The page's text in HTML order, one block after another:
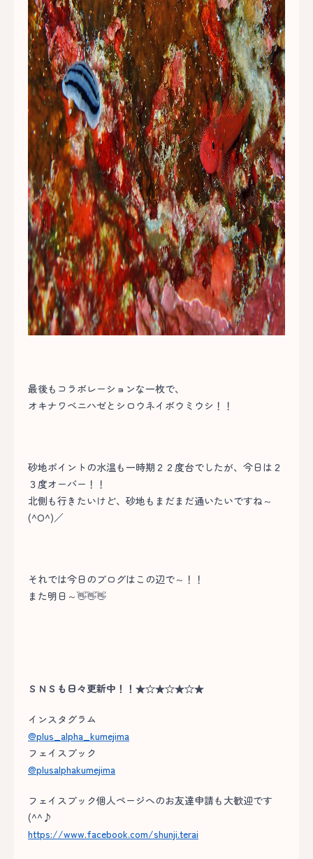
最後もコラボレーションな一枚で、
オキナワベニハゼとシロウネイボウミウシ！！
砂地ポイントの水温も一時期２２度台でしたが、今日は２
３度オーバー！！
北側も行きたいけど、砂地もまだまだ通いたいですね～
(^O^)／
それでは今日のブログはこの辺で～！！
また明日～👋👋👋
ＳＮＳも日々更新中！！★☆★☆★☆★
インスタグラム
@plus_alpha_kumejima
フェイスブック
@plusalphakumejima
フェイスブック個人ページへのお友達申請も大歓迎です
(^^♪
https://www.facebook.com/shunji.terai